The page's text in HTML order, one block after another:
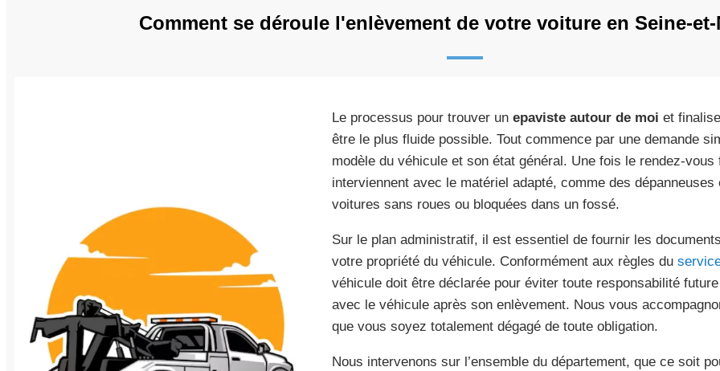
Comment se déroule l'enlèvement de votre voiture en Seine-
Le processus pour trouver un epaviste autour de moi et
être le plus fluide possible. Tout commence par une demande
modèle du véhicule et son état général. Une fois le rendez-vous
interviennent avec le matériel adapté, comme des
voitures sans roues ou bloquées dans un fossé.
Sur le plan administratif, il est essentiel de fournir les
votre propriété du véhicule. Conformément aux règles du
véhicule doit être déclarée pour éviter toute responsabilité
avec le véhicule après son enlèvement. Nous vous
que vous soyez totalement dégagé de toute obligation.
Nous intervenons sur l’ensemble du département, que ce soit